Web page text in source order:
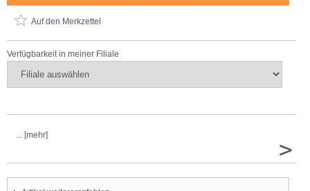
Auf den Merkzettel
Verfügbarkeit in meiner Filiale
... [mehr]
>